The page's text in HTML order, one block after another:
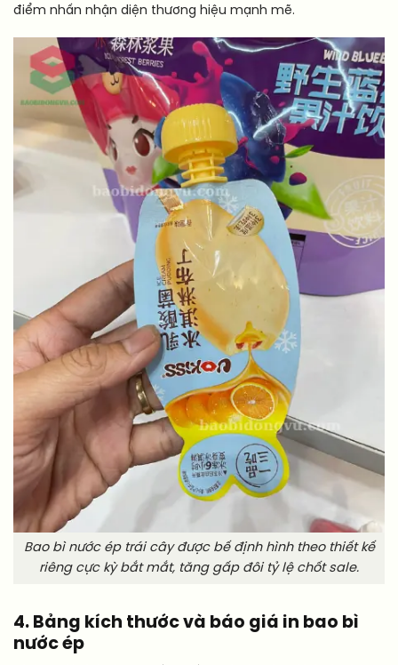
điểm nhấn nhận diện thương hiệu mạnh mẽ.
Bao bì nước ép trái cây được bế định hình theo thiết kế
riêng cực kỳ bắt mắt, tăng gấp đôi tỷ lệ chốt sale.
4. Bảng kích thước và báo giá in bao bì
nước ép